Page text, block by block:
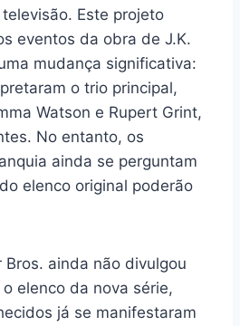
Este projeto
eventos da obra de J.K.
mudança significativa:
o trio principal,
Watson e Rupert Grint,
No entanto, os
ainda se perguntam
elenco original poderão
Bros. ainda não divulgou
elenco da nova série,
já se manifestaram